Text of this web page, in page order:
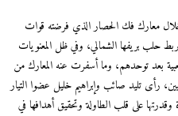
معارك فك الحصار الذي فرضته قوات
حلب بريفها الشمالي، وفي ظل المعنويات
بعد توحدهم، وما أسفرت عنه المعارك من
رأى تليد صائب وإبراهيم خليل عضوا التيار
على قلب الطاولة وتحقيق أهدافها في